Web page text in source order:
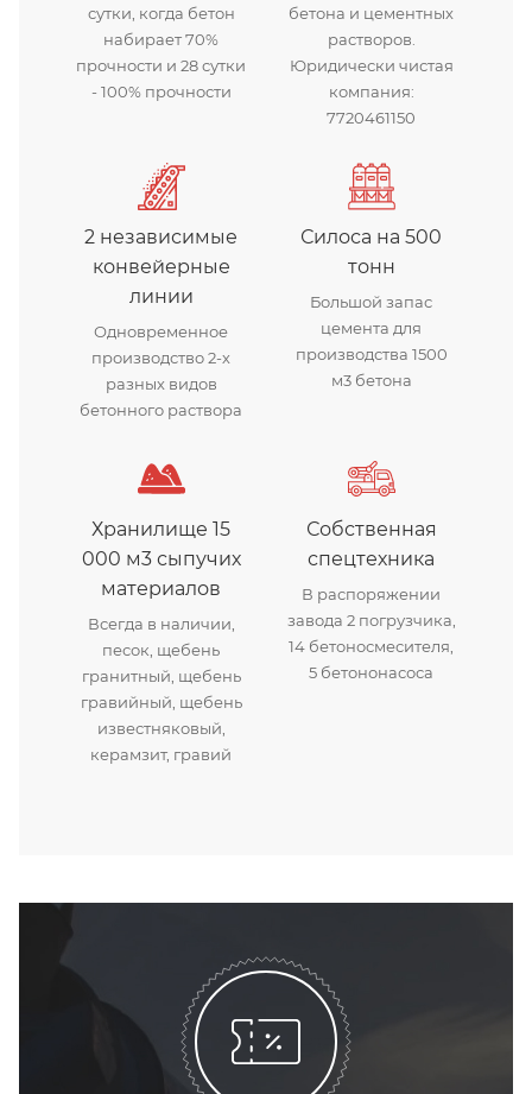
сутки, когда бетон
набирает 70%
прочности и 28 сутки
- 100% прочности
бетона и цементных
растворов.
Юридически чистая
компания:
7720461150
2 независимые
конвейерные
линии
Одновременное
производство 2-х
разных видов
бетонного раствора
Силоса на 500
тонн
Большой запас
цемента для
производства 1500
м3 бетона
Хранилище 15
000 м3 сыпучих
материалов
Всегда в наличии,
песок, щебень
гранитный, щебень
гравийный, щебень
известняковый,
керамзит, гравий
Собственная
спецтехника
В распоряжении
завода 2 погрузчика,
14 бетоносмесителя,
5 бетононасоса